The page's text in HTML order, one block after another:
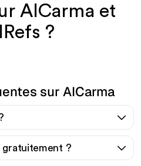
AICarma et
?
sur AICarma
gratuitement ?